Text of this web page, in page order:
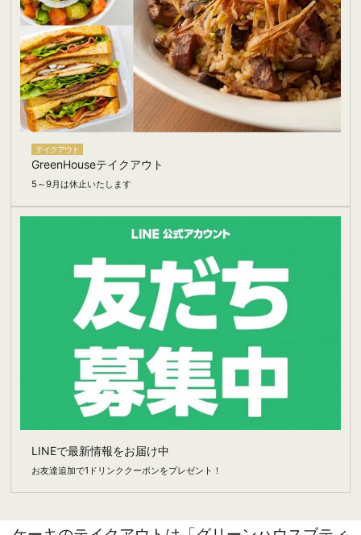
テイクアウト
GreenHouseテイクアウト
5～9月は休止いたします
LINEで最新情報をお届け中
お友達追加で1ドリンククーポンをプレゼント！